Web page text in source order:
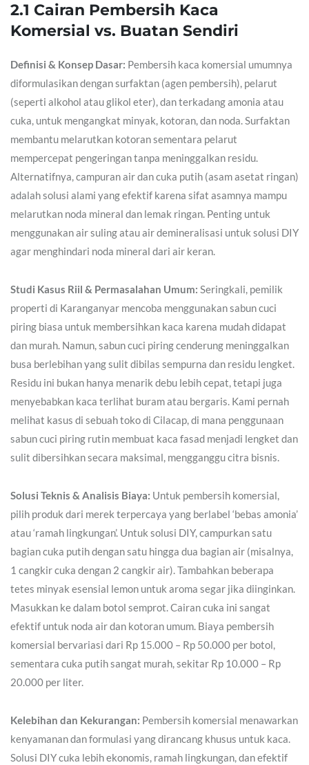
2.1 Cairan Pembersih Kaca
Komersial vs. Buatan Sendiri
Definisi & Konsep Dasar: Pembersih kaca komersial umumnya
diformulasikan dengan surfaktan (agen pembersih), pelarut
(seperti alkohol atau glikol eter), dan terkadang amonia atau
cuka, untuk mengangkat minyak, kotoran, dan noda. Surfaktan
membantu melarutkan kotoran sementara pelarut
mempercepat pengeringan tanpa meninggalkan residu.
Alternatifnya, campuran air dan cuka putih (asam asetat ringan)
adalah solusi alami yang efektif karena sifat asamnya mampu
melarutkan noda mineral dan lemak ringan. Penting untuk
menggunakan air suling atau air demineralisasi untuk solusi DIY
agar menghindari noda mineral dari air keran.
Studi Kasus Riil & Permasalahan Umum: Seringkali, pemilik
properti di Karanganyar mencoba menggunakan sabun cuci
piring biasa untuk membersihkan kaca karena mudah didapat
dan murah. Namun, sabun cuci piring cenderung meninggalkan
busa berlebihan yang sulit dibilas sempurna dan residu lengket.
Residu ini bukan hanya menarik debu lebih cepat, tetapi juga
menyebabkan kaca terlihat buram atau bergaris. Kami pernah
melihat kasus di sebuah toko di Cilacap, di mana penggunaan
sabun cuci piring rutin membuat kaca fasad menjadi lengket dan
sulit dibersihkan secara maksimal, mengganggu citra bisnis.
Solusi Teknis & Analisis Biaya: Untuk pembersih komersial,
pilih produk dari merek terpercaya yang berlabel ‘bebas amonia’
atau ‘ramah lingkungan’. Untuk solusi DIY, campurkan satu
bagian cuka putih dengan satu hingga dua bagian air (misalnya,
1 cangkir cuka dengan 2 cangkir air). Tambahkan beberapa
tetes minyak esensial lemon untuk aroma segar jika diinginkan.
Masukkan ke dalam botol semprot. Cairan cuka ini sangat
efektif untuk noda air dan kotoran umum. Biaya pembersih
komersial bervariasi dari Rp 15.000 – Rp 50.000 per botol,
sementara cuka putih sangat murah, sekitar Rp 10.000 – Rp
20.000 per liter.
Kelebihan dan Kekurangan: Pembersih komersial menawarkan
kenyamanan dan formulasi yang dirancang khusus untuk kaca.
Solusi DIY cuka lebih ekonomis, ramah lingkungan, dan efektif